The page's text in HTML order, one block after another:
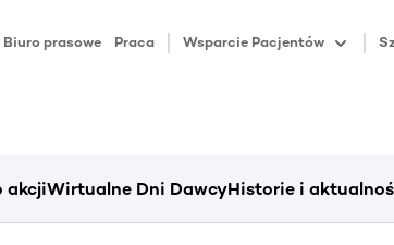
Biuro prasowe Praca Wsparcie Pacjentów
akcjiWirtualne Dni DawcyHistorie i